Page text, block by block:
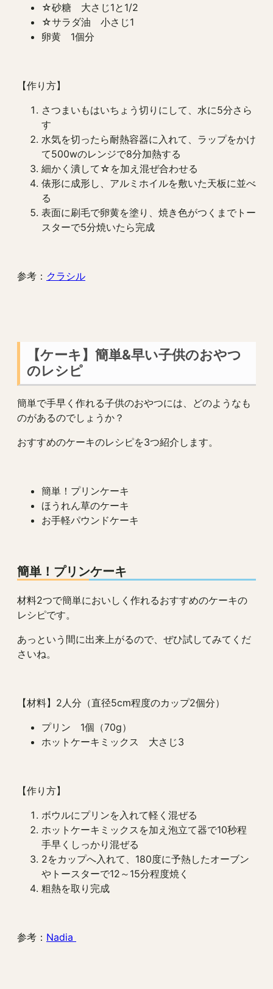
☆砂糖 大さじ1と1/2
☆サラダ油 小さじ1
卵黄 1個分
【作り方】
さつまいもはいちょう切りにして、水に5分さら
す
水気を切ったら耐熱容器に入れて、ラップをかけ
て500wのレンジで8分加熱する
細かく潰して☆を加え混ぜ合わせる
俵形に成形し、アルミホイルを敷いた天板に並べ
る
表面に刷毛で卵黄を塗り、焼き色がつくまでトー
スターで5分焼いたら完成
参考： クラシル
【ケーキ】簡単&早い子供のおやつ
のレシピ
簡単で手早く作れる子供のおやつには、どのようなも
のがあるのでしょうか？
おすすめのケーキのレシピを3つ紹介します。
簡単！プリンケーキ
ほうれん草のケーキ
お手軽パウンドケーキ
簡単！プリンケーキ
材料2つで簡単においしく作れるおすすめのケーキの
レシピです。
あっという間に出来上がるので、ぜひ試してみてくだ
さいね。
【材料】2人分（直径5cm程度のカップ2個分）
プリン 1個（70g）
ホットケーキミックス 大さじ3
【作り方】
ボウルにプリンを入れて軽く混ぜる
ホットケーキミックスを加え泡立て器で10秒程
手早くしっかり混ぜる
2をカップへ入れて、180度に予熱したオーブン
やトースターで12～15分程度焼く
粗熱を取り完成
参考： Nadia